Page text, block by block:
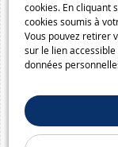
cookies. En cliquant
cookies soumis à
Vous pouvez retirer
sur le lien
données